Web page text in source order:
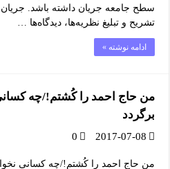
سطح جامعه جریان داشته باشد. جریان
تشریح و تبلیغ نظریه‌ها، دیدگاه‌ها …
ادامه نوشته »
من حاج احمد را کُشتم!/چه
برگردد
2017-07-08
0
من حاج احمد را کُشتم!/چه کسانی